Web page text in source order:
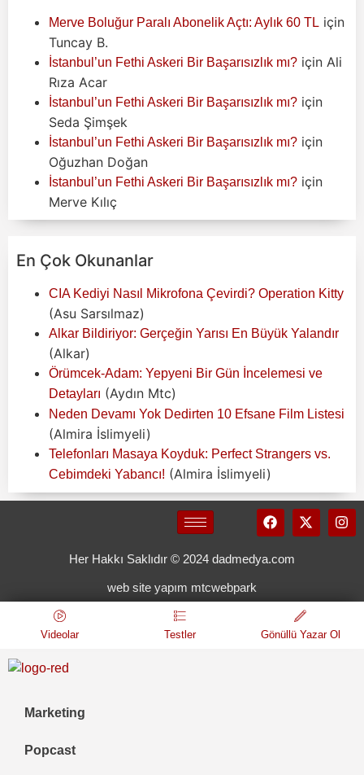
Merve Boluğur Paralı Abonelik Açtı: Aylık 60 TL için
Tuncay B.
İstanbul’un Fethi Askeri Bir Başarısızlık mı? için Ali
Rıza Acar
İstanbul’un Fethi Askeri Bir Başarısızlık mı? için
Seda Şimşek
İstanbul’un Fethi Askeri Bir Başarısızlık mı? için
Oğuzhan Doğan
İstanbul’un Fethi Askeri Bir Başarısızlık mı? için
Merve Kılıç
En Çok Okunanlar
CIA Kediyi Nasıl Mikrofona Çevirdi? Operation Kitty
(Asu Sarsılmaz)
Alkar Bildiriyor: Gerçeğin Yarısı En Büyük Yalandır
(Alkar)
Örümcek-Adam: Yepyeni Bir Gün İncelemesi ve
Detayları (Aydın Mtc)
Neden Devamı Yok Dedirten 10 Efsane Film Listesi
(Almira İslimyeli)
Telefonları Masaya Koyduk: Perfect Strangers vs.
Cebimdeki Yabancı! (Almira İslimyeli)
Her Hakkı Saklıdır © 2024 dadmedya.com
web site yapım mtcwebpark
Videolar Testler Gönüllü Yazar Ol
Marketing
Popcast